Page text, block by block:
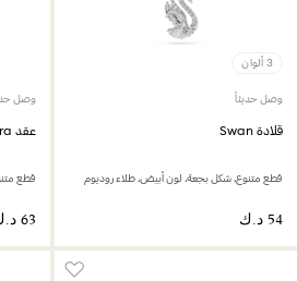
3 ألوان
وصل حديثاً
قلادة Swan
قطع متنوع، شكل بجعة، لون أبيض، طلاء روديوم
وصل
عقد Mesmera على شكل حرف Y